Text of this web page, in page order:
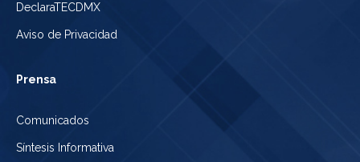
DeclaraTECDMX
Aviso de Privacidad
Prensa
Comunicados
Síntesis Informativa